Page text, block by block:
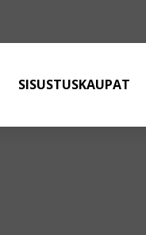
SISUSTUSKAUPAT